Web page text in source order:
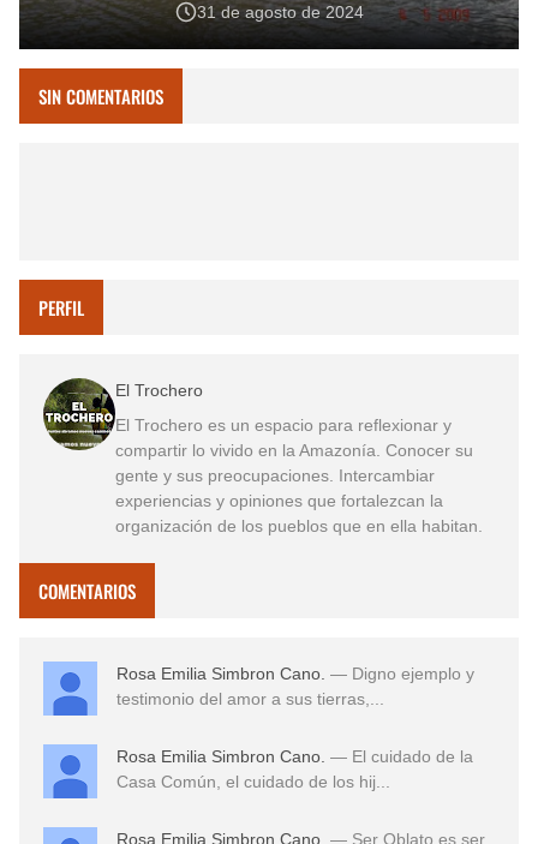
31 de agosto de 2024
SIN COMENTARIOS
PERFIL
El Trochero
El Trochero es un espacio para reflexionar y
compartir lo vivido en la Amazonía. Conocer su
gente y sus preocupaciones. Intercambiar
experiencias y opiniones que fortalezcan la
organización de los pueblos que en ella habitan.
COMENTARIOS
Rosa Emilia Simbron Cano. — Digno ejemplo y
testimonio del amor a sus tierras,...
Rosa Emilia Simbron Cano. — El cuidado de la
Casa Común, el cuidado de los hij...
Rosa Emilia Simbron Cano. — Ser Oblato es ser